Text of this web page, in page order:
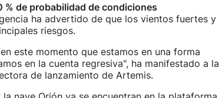
% de probabilidad de condiciones
ha advertido de que los vientos fuertes y
riesgos.
este momento que estamos en una forma
en la cuenta regresiva", ha manifestado a la
de lanzamiento de Artemis.